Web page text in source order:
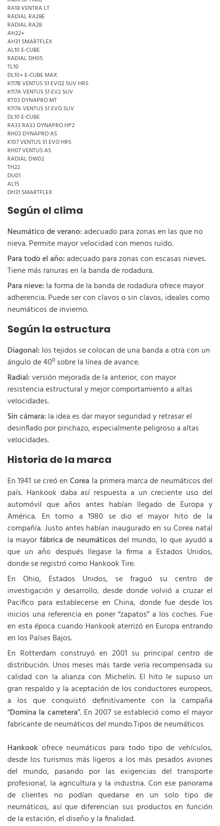
RA18 VENTRA LT
RADIAL RA28E
RADIAL RA28
AH22+
AH31 SMARTFLEX
AL10 E-CUBE
RADIAL DH05
TL10
DL10+ E-CUBE MAX
K117B VENTUS S1 EVO2 SUV HRS
K117A VENTUS S1 EV2 SUV
RT03 DYNAPRO MT
K117A VENTUS S1 EVO SUV
DL10 E-CUBE
RA33 RA33 DYNAPRO HP2
RH03 DYNAPRO AS
K107 VENTUS S1 EVO HRS
RH07 VENTUS AS
RADIAL DW02
TH22
DU01
AL15
DH31 SMARTFLEX
Según el clima
Neumático de verano:adecuado para zonas en las que no
nieva. Permite mayor velocidad con menos ruido.
Para todo el año:adecuado para zonas con escasas nieves.
Tiene más ranuras en la banda de rodadura.
Para nieve: la forma de la banda de rodadura ofrece mayor
adherencia. Puede ser con clavos o sin clavos, ideales como
neumáticos de invierno.
Según la estructura
Diagonal: los tejidos se colocan de una banda a otra con un
ángulo de 40º sobre la línea de avance.
Radial:versión mejorada de la anterior, con mayor
resistencia estructural y mejor comportamiento a altas
velocidades.
Sin cámara: la idea es dar mayor seguridad y retrasar el
desinflado por pinchazo, especialmente peligroso a altas
velocidades.
Historia de la marca
En 1941 se creó enCorea la primera marca de neumáticos del
país. Hankook daba así respuesta a un creciente uso del
automóvil que años antes habían llegado de Europa y
América. En torno a 1980 se dio el mayor hito de la
compañía. Justo antes habían inaugurado en su Corea natal
la mayor fábrica de neumáticos del mundo, lo que ayudó a
que un año después llegase la firma a Estados Unidos,
donde se registró como Hankook Tire.
En Ohio, Estados Unidos, se fraguó su centro de
investigación y desarrollo, desde donde volvió a cruzar el
Pacífico para establecerse en China, donde fue desde los
inicios una referencia en poner “zapatos” a los coches. Fue
en esta época cuando Hankook aterrizó en Europa entrando
en los Países Bajos.
En Rotterdam construyó en 2001 su principal centro de
distribución. Unos meses más tarde vería recompensada su
calidad con la alianza con Michelín. El hito le supuso un
gran respaldo y la aceptación de los conductores europeos,
a los que conquistó definitivamente con la campaña
“Domina la carretera”. En 2007 se estableció como el mayor
fabricante de neumáticos del mundo.Tipos de neumáticos
Hankook ofrece neumáticos para todo tipo de vehículos,
desde los turismos más ligeros a los más pesados aviones
del mundo, pasando por las exigencias del transporte
profesional, la agricultura y la industria. Con ese panorama
de clientes no podían quedarse en un solo tipo de
neumáticos, así que diferencian sus productos en función
de la estación, el diseño y la finalidad.